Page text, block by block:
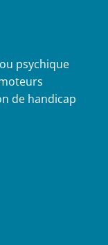
psychique
de handicap